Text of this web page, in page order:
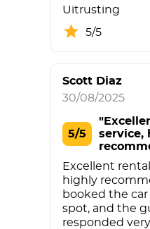
Uitrusting
5/5
Scott Diaz
30/08/2025
5/5
service,
Excellent
highly
booked the
spot, and the
responded